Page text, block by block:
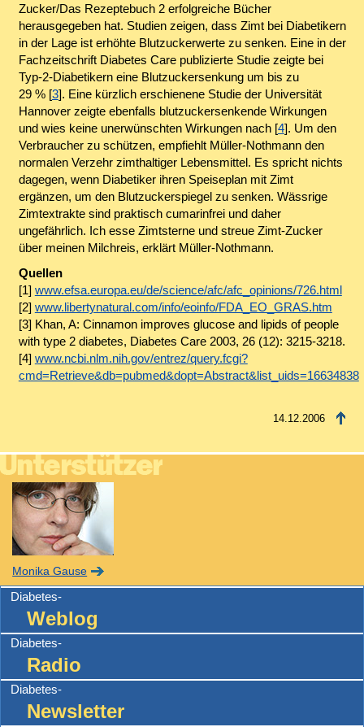
Zucker/Das Rezeptebuch 2 erfolgreiche Bücher
herausgegeben hat. Studien zeigen, dass Zimt bei Diabetikern
in der Lage ist erhöhte Blutzuckerwerte zu senken. Eine in der
Fachzeitschrift Diabetes Carepublizierte Studie zeigte bei
Typ-2-Diabetikern eine Blutzuckersenkung um bis zu
29 % [3]. Eine kürzlich erschienene Studie der Universität
Hannover zeigte ebenfalls blutzuckersenkende Wirkungen
und wies keine unerwünschten Wirkungen nach [4]. Um den
Verbraucher zu schützen, empfiehlt Müller-Nothmann den
normalen Verzehr zimthaltiger Lebensmittel. Es spricht nichts
dagegen, wenn Diabetiker ihren Speiseplan mit Zimt
ergänzen, um den Blutzuckerspiegel zu senken. Wässrige
Zimtextrakte sind praktisch cumarinfrei und daher
ungefährlich. Ich esse Zimtsterne und streue Zimt-Zucker
über meinen Milchreis, erklärt Müller-Nothmann.
Quellen
[1] www.efsa.europa.eu/de/science/afc/afc_opinions/726.html
[2] www.libertynatural.com/info/eoinfo/FDA_EO_GRAS.htm
[3]Khan, A: Cinnamon improves glucose and lipids of people
with type 2 diabetes, Diabetes Care 2003, 26 (12): 3215-3218.
[4] www.ncbi.nlm.nih.gov/entrez/query.fcgi?
cmd=Retrieve&db=pubmed&dopt=Abstract&list_uids=16634838
14.12.2006
Monika Gause
Diabetes-
Weblog
Diabetes-
Radio
Diabetes-
Newsletter